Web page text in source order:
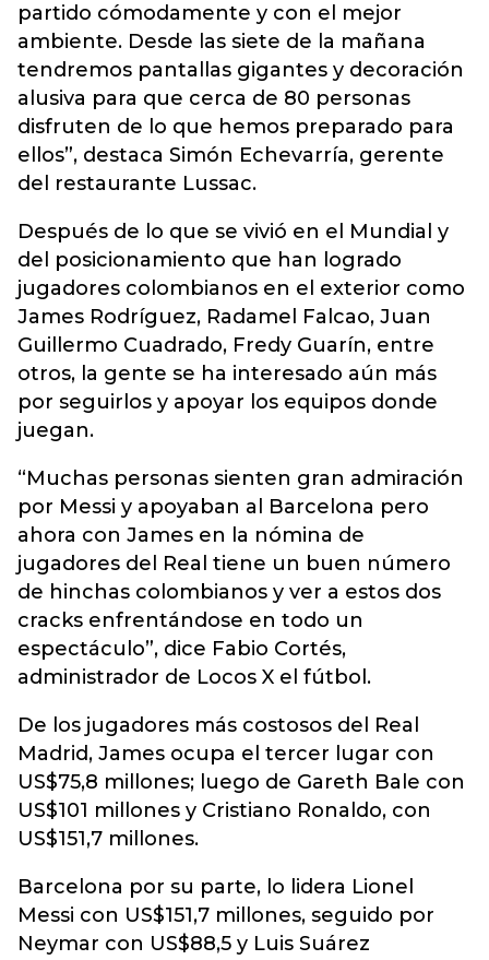
partido cómodamente y con el mejor
ambiente. Desde las siete de la mañana
tendremos pantallas gigantes y decoración
alusiva para que cerca de 80 personas
disfruten de lo que hemos preparado para
ellos”, destaca Simón Echevarría, gerente
del restaurante Lussac.
Después de lo que se vivió en el Mundial y
del posicionamiento que han logrado
jugadores colombianos en el exterior como
James Rodríguez, Radamel Falcao, Juan
Guillermo Cuadrado, Fredy Guarín, entre
otros, la gente se ha interesado aún más
por seguirlos y apoyar los equipos donde
juegan.
“Muchas personas sienten gran admiración
por Messi y apoyaban al Barcelona pero
ahora con James en la nómina de
jugadores del Real tiene un buen número
de hinchas colombianos y ver a estos dos
cracks enfrentándose en todo un
espectáculo”, dice Fabio Cortés,
administrador de Locos X el fútbol.
De los jugadores más costosos del Real
Madrid, James ocupa el tercer lugar con
US$75,8 millones; luego de Gareth Bale con
US$101 millones y Cristiano Ronaldo, con
US$151,7 millones.
Barcelona por su parte, lo lidera Lionel
Messi con US$151,7 millones, seguido por
Neymar con US$88,5 y Luis Suárez